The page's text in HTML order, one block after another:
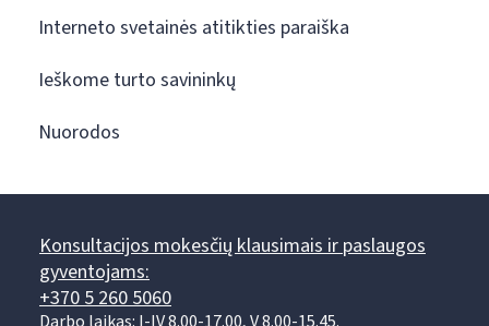
Interneto svetainės atitikties paraiška
Ieškome turto savininkų
Nuorodos
Konsultacijos mokesčių klausimais ir paslaugos
gyventojams:
+370 5 260 5060